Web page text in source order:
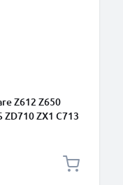
Z612 Z650
ZD710 ZX1 C713